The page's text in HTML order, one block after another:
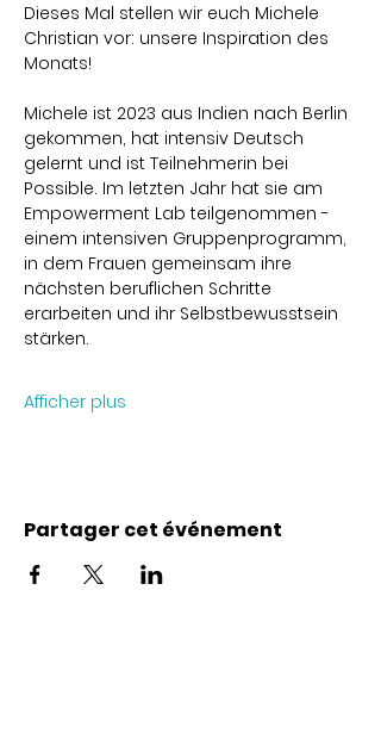
Dieses Mal stellen wir euch Michele
Christian vor: unsere Inspiration des
Monats!
Michele ist 2023 aus Indien nach Berlin
gekommen, hat intensiv Deutsch
gelernt und ist Teilnehmerin bei
Possible. Im letzten Jahr hat sie am
Empowerment Lab teilgenommen -
einem intensiven Gruppenprogramm,
in dem Frauen gemeinsam ihre
nächsten beruflichen Schritte
erarbeiten und ihr Selbstbewusstsein
stärken.
Afficher plus
Partager cet événement